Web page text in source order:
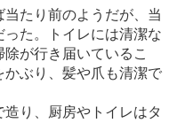
たり前のようだが、当
た。トイレには清潔な
が行き届いているこ
かぶり、髪や爪も清潔で
り、厨房やトイレはタ